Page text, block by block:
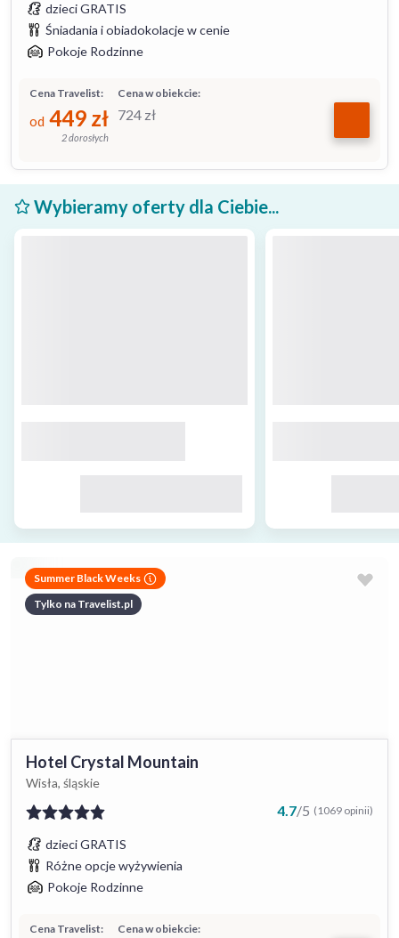
dzieci GRATIS
Śniadania i obiadokolacje w cenie
Pokoje Rodzinne
Cena w obiekcie:
724 zł
Cena Travelist:
od 449 zł
2 dorosłych
Wybieramy oferty dla Ciebie...
Summer Black Weeks
Tylko na Travelist.pl
Hotel Crystal Mountain
Wisła, śląskie
4.7/5 (1069 opinii)
dzieci GRATIS
Różne opcje wyżywienia
Pokoje Rodzinne
Cena w obiekcie:
Cena Travelist: